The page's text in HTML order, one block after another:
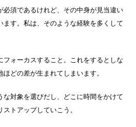
必須であるけれど、その中身が見当違い
ます。私は、そのような経験を多くして
フォーカスすること。これをするとしな
どの差が生まれてしまいます。
な対象を選びだし、どこに時間をかけて
トアップしていこう。